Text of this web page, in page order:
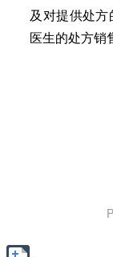
及对提供处
医生的处方销